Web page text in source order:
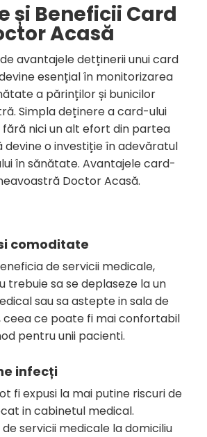
și Beneficii Card
Acasă
avantajele detținerii unui card
esențial în monitorizarea
a părinților și bunicilor
Simpla deținere a card-ului
fără nici un alt efort din partea
o investiție în adevăratul
în sănătate. Avantajele card-
Doctor Acasă.
comoditate
de servicii medicale,
trebuie sa se deplaseze la un
sau sa astepte in sala de
ce poate fi mai confortabil
pentru unii pacienti.
infecți
fi expusi la mai putine riscuri de
in cabinetul medical.
servicii medicale la domiciliu